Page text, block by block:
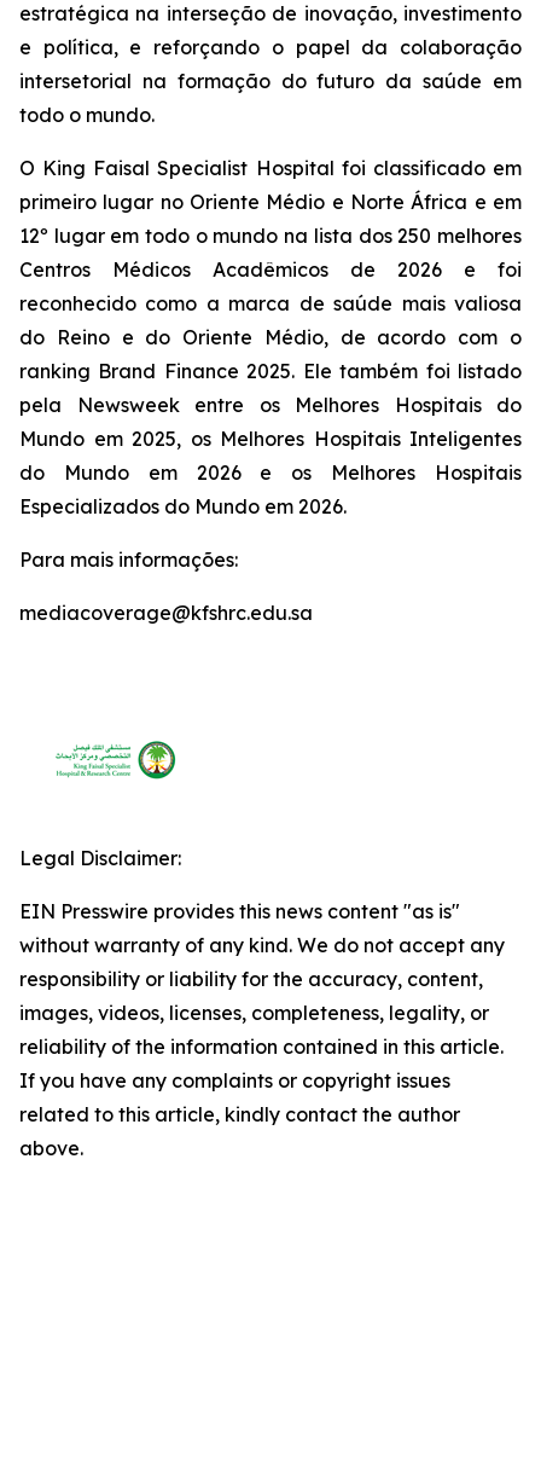
estratégica na interseção de inovação, investimento
e política, e reforçando o papel da colaboração
intersetorial na formação do futuro da saúde em
todo o mundo.
O King Faisal Specialist Hospital foi classificado em
primeiro lugar no Oriente Médio e Norte África e em
12º lugar em todo o mundo na lista dos 250 melhores
Centros Médicos Acadêmicos de 2026 e foi
reconhecido como a marca de saúde mais valiosa
do Reino e do Oriente Médio, de acordo com o
ranking Brand Finance 2025. Ele também foi listado
pela Newsweek entre os Melhores Hospitais do
Mundo em 2025, os Melhores Hospitais Inteligentes
do Mundo em 2026 e os Melhores Hospitais
Especializados do Mundo em 2026.
Para mais informações:
mediacoverage@kfshrc.edu.sa
Legal Disclaimer:
EIN Presswire provides this news content "as is"
without warranty of any kind. We do not accept any
responsibility or liability for the accuracy, content,
images, videos, licenses, completeness, legality, or
reliability of the information contained in this article.
If you have any complaints or copyright issues
related to this article, kindly contact the author
above.